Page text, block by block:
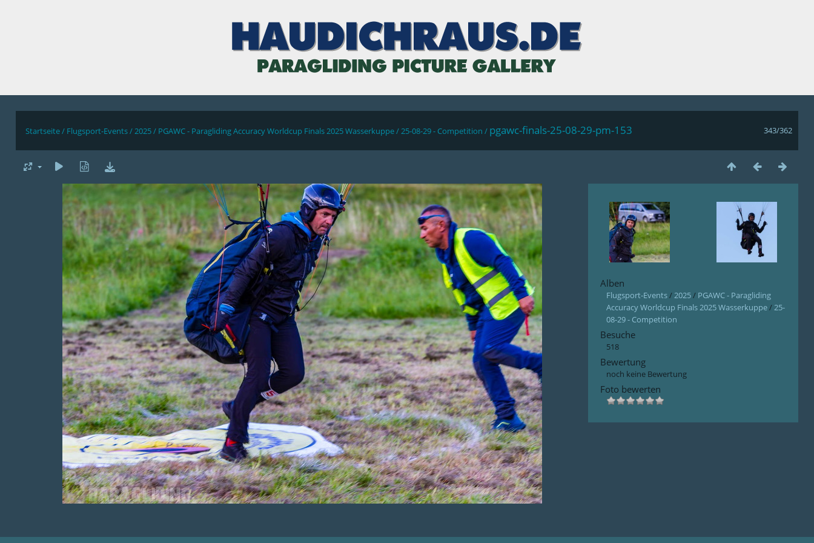
343/362
Startseite/ Flugsport-Events/2025/ PGAWC - Paragliding Accuracy Worldcup Finals 2025 Wasserkuppe/25-08-29 - Competition / pgawc-finals-25-08-29-pm-153
Alben
Flugsport-Events/2025/ PGAWC - Paragliding
Accuracy Worldcup Finals 2025 Wasserkuppe/25-
08-29 - Competition
Besuche
518
Bewertung
noch keine Bewertung
Foto bewerten